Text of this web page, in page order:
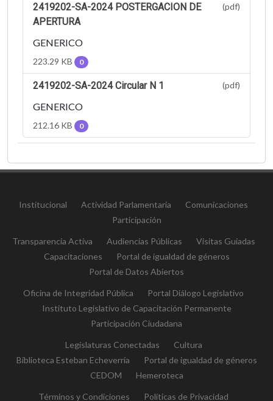
2419202-SA-2024 POSTERGACION DE
APERTURA
(pdf)
GENERICO
223.29 KB 0
2419202-SA-2024 Circular N 1 (pdf)
GENERICO
212.16 KB 0
Institucional Actividad Parlamentaria
Comunicaciones
Participación
Transparencia Activa Audiencias Públicas
Visitas Guiadas
Capacitaciones
Portal de igualdad de géneros
Portal de Datos Abiertos
Oficina de Integridad Pública
Portal Diálogo Legislativo
Instituto Legislativo de Capacitación Permanente
Participación Ciudadana
Legislaturas Conectadas
Cultura
Biblioteca Esteban Echeverría
Portal de igualdad de géneros
CEDOM
Hemeroteca
Términos y Condiciones Políticas de Privacidad